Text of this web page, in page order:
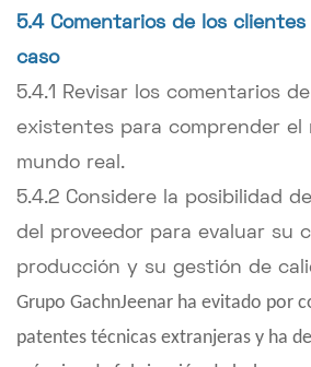
5.4 Comentarios de los
caso
5.4.1 Revisar los comentarios
existentes para comprender el
mundo real.
5.4.2 Considere la posibilidad
del proveedor para evaluar su
producción y su gestión de
Grupo GachnJeenar ha evitado por
patentes técnicas extranjeras y ha